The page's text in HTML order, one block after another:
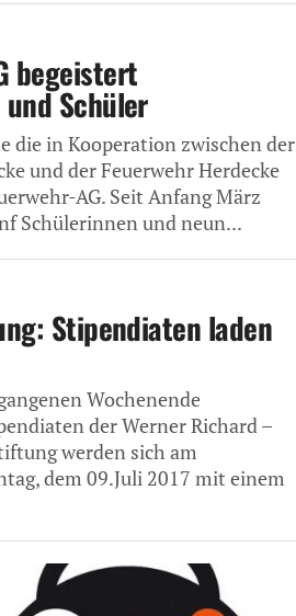
begeistert
Schüler
die in Kooperation zwischen der
und der Feuerwehr Herdecke
AG. Seit Anfang März
Schülerinnen und neun...
Stipendiaten laden
Wochenende
der Werner Richard –
werden sich am
dem 09.Juli 2017 mit einem